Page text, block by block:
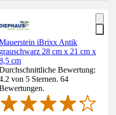
iBrixx Antik
grauschwarz 28 cm x 21 cm x
cm
Bewertung:
von 5 Sternen. 64